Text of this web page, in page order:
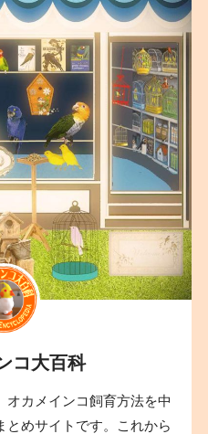
コ大百科
オカメインコ飼育方法を中
とめサイトです。これから